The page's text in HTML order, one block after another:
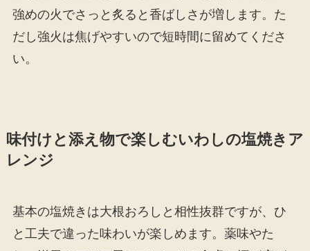
強めの火でさっと炙ると香ばしさが増します。た
だし強火は焦げやすいので短時間に留めてくださ
い。
味付けと添え物で楽しむいわしの塩焼きア
レンジ
基本の塩焼きは大根おろしと相性抜群ですが、ひ
と工夫で違った味わいが楽しめます。薬味やた